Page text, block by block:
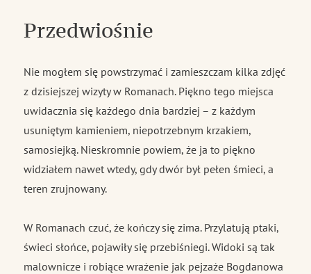
Przedwiośnie
Nie mogłem się powstrzymać i zamieszczam kilka zdjęć
z dzisiejszej wizyty w Romanach. Piękno tego miejsca
uwidacznia się każdego dnia bardziej – z każdym
usuniętym kamieniem, niepotrzebnym krzakiem,
samosiejką. Nieskromnie powiem, że ja to piękno
widziałem nawet wtedy, gdy dwór był pełen śmieci, a
teren zrujnowany.
W Romanach czuć, że kończy się zima. Przylatują ptaki,
świeci słońce, pojawiły się przebiśniegi. Widoki są tak
malownicze i robiące wrażenie jak pejzaże Bogdanowa